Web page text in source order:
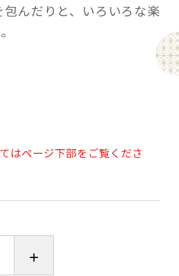
んだりと、いろいろな楽
手捺染という製法で染め
に型を作り、色糊をへら
て生地に一色ずつ色を浸
。そのため、染料の浸透
が必要とされます。柄の
友禅の手捺染ならではの
はページ下部をご覧くださ